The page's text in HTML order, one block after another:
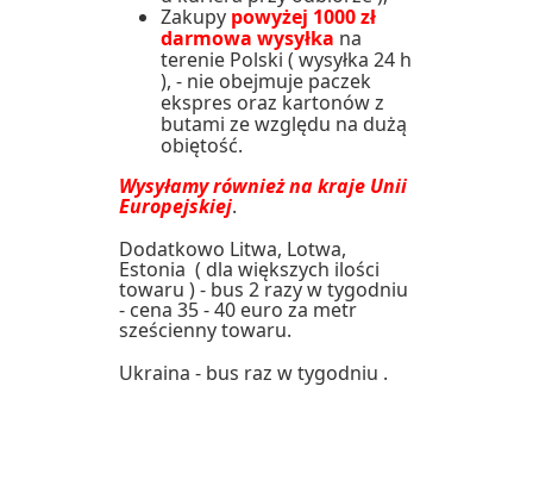
Zakupy powyżej 1000 zł
darmowa wysyłka na
terenie Polski ( wysyłka 24 h
), - nie obejmuje paczek
ekspres oraz kartonów z
butami ze względu na dużą
obiętość.
Wysyłamy również na kraje Unii
Europejskiej.
Dodatkowo Litwa, Lotwa,
Estonia ( dla większych ilości
towaru ) - bus 2 razy w tygodniu
- cena 35 - 40 euro za metr
sześcienny towaru.
Ukraina - bus raz w tygodniu .